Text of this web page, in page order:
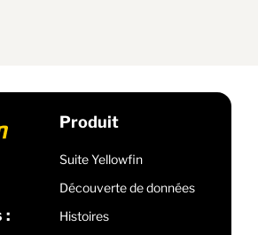
:
Produit
Suite Yellowfin
Découverte de données
Histoires